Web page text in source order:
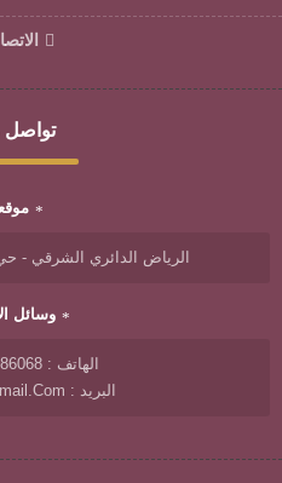
تواصل
الرياض الدائري الشرقي - حي
وسائل
الهاتف : 00966533086068
البريد : Taifarqad@gmail.com